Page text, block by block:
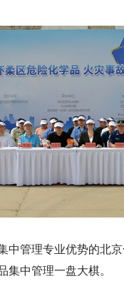
中管理专业优势的北
集中管理一盘大棋。